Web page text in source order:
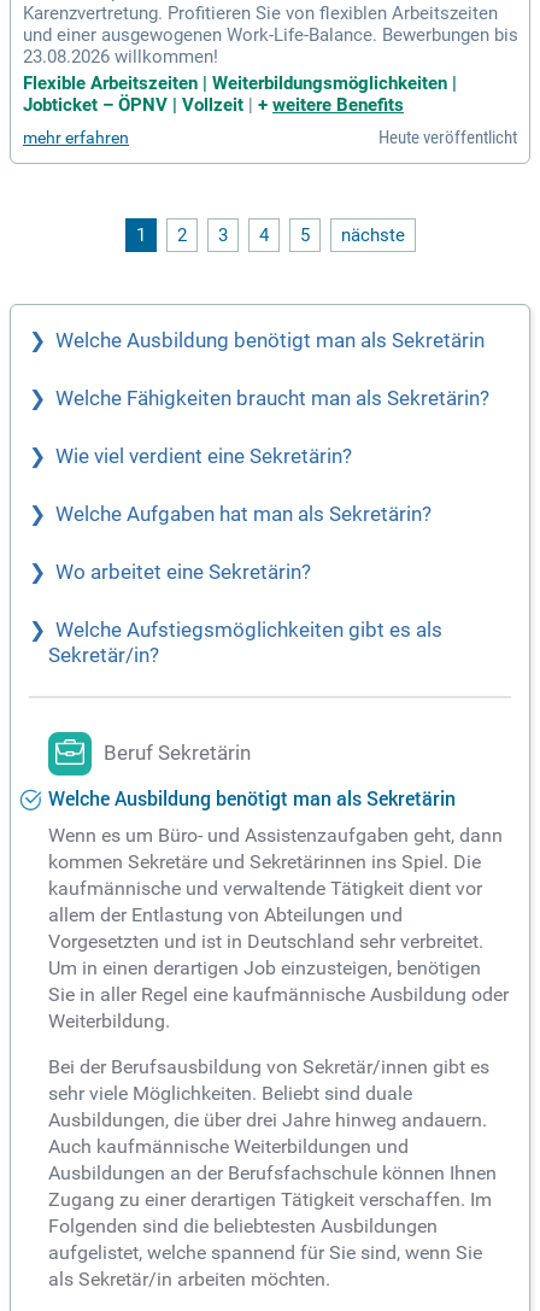
Karenzvertretung. Profitieren Sie von flexiblen Arbeitszeiten
und einer ausgewogenen Work-Life-Balance. Bewerbungen bis
23.08.2026 willkommen!
Flexible Arbeitszeiten | Weiterbildungsmöglichkeiten |
Jobticket – ÖPNV | Vollzeit | + weitere Benefits
mehr erfahren Heute veröffentlicht
1 2 3 4 5 nächste
Welche Ausbildung benötigt man als Sekretärin
Welche Fähigkeiten braucht man als Sekretärin?
Wie viel verdient eine Sekretärin?
Welche Aufgaben hat man als Sekretärin?
Wo arbeitet eine Sekretärin?
Welche Aufstiegsmöglichkeiten gibt es als
Sekretär/in?
Beruf Sekretärin
Welche Ausbildung benötigt man als Sekretärin
Wenn es um Büro- und Assistenzaufgaben geht, dann
kommen Sekretäre und Sekretärinnen ins Spiel. Die
kaufmännische und verwaltende Tätigkeit dient vor
allem der Entlastung von Abteilungen und
Vorgesetzten und ist in Deutschland sehr verbreitet.
Um in einen derartigen Job einzusteigen, benötigen
Sie in aller Regel eine kaufmännische Ausbildung oder
Weiterbildung.
Bei der Berufsausbildung von Sekretär/innen gibt es
sehr viele Möglichkeiten. Beliebt sind duale
Ausbildungen, die über drei Jahre hinweg andauern.
Auch kaufmännische Weiterbildungen und
Ausbildungen an der Berufsfachschule können Ihnen
Zugang zu einer derartigen Tätigkeit verschaffen. Im
Folgenden sind die beliebtesten Ausbildungen
aufgelistet, welche spannend für Sie sind, wenn Sie
als Sekretär/in arbeiten möchten.